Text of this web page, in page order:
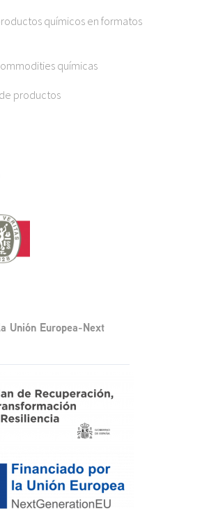
químicos en formatos
químicas
productos
Unión Europea-Next